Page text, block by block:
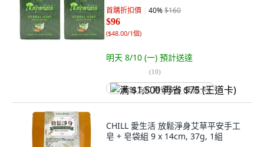
首購折扣價 40%$160
$96
($48.00/1個)
明天 8/10 (一) 預計送達
(10)
满 $1,500 再省 $75 (王道卡)
CHILL 愛生活 放鬆淨身艾草平安手工
皂 + 皂袋組 9 x 14cm, 37g, 1組